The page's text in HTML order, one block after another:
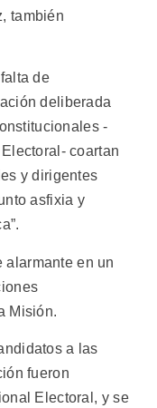
también
de
deliberada
-
coartan
y dirigentes
asfixia y
alarmante en un
Misión.
a las
fueron
Electoral, y se